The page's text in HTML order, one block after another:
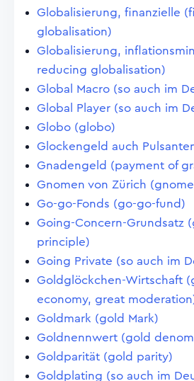
Globalisierung, finanzielle
globalisation)
Globalisierung,
reducing globalisation)
Global Macro (so auch im
Global Player (so auch im
Globo (globo)
Glockengeld auch
Gnadengeld (payment of
Gnomen von Zürich
Go-go-Fonds (go-go-fund)
Going-Concern-Grundsatz
principle)
Going Private (so auch im
Goldglöckchen-Wirtschaft
economy, great
Goldmark (gold Mark)
Goldnennwert (gold
Goldparität (gold parity)
Goldplating (so auch im